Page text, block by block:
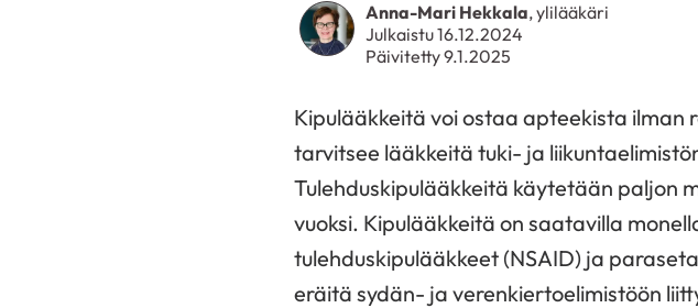
Anna-Mari Hekkala, ylilääkäri
Julkaistu 16.12.2024
Päivitetty 9.1.2025
Kipulääkkeitä voi ostaa apteekista
tarvitsee lääkkeitä tuki- ja
Tulehduskipulääkkeitä käytetään paljon
vuoksi. Kipulääkkeitä on saatavilla
tulehduskipulääkkeet (NSAID) ja
eräitä sydän- ja verenkiertoelimistöön